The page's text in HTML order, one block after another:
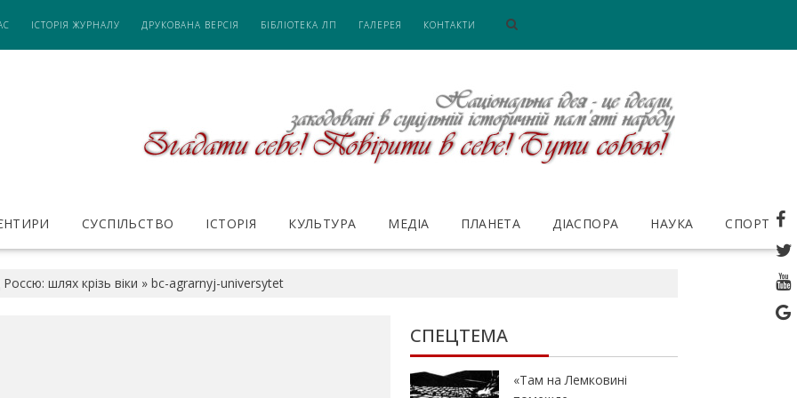
ІСТОРІЯ ЖУРНАЛУ ДРУКОВАНА ВЕРСІЯ БІБЛІОТЕКА ЛП ГАЛЕРЕЯ КОНТАКТИ
СУСПІЛЬСТВО ІСТОРІЯ КУЛЬТУРА МЕДІА ПЛАНЕТА ДІАСПОРА НАУКА СПОРТ
шлях крізь віки » bc-agrarnyj-universytet
СПЕЦТЕМА
«Там на Лемковині